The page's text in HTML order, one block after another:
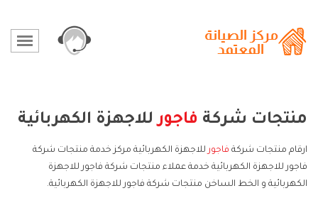
منتجات شركة فاجورللاجهزة الكهربائية
ارقام منتجات شركة فاجور للاجهزة الكهربائية مركز خدمة منتجات شركة
فاجور للاجهزة الكهربائية خدمة عملاء منتجات شركة فاجور للاجهزة
الكهربائية و الخط الساخن منتجات شركة فاجور للاجهزة الكهربائية.